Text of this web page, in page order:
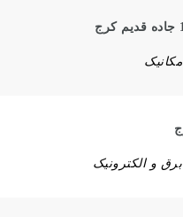
و الکترونیک